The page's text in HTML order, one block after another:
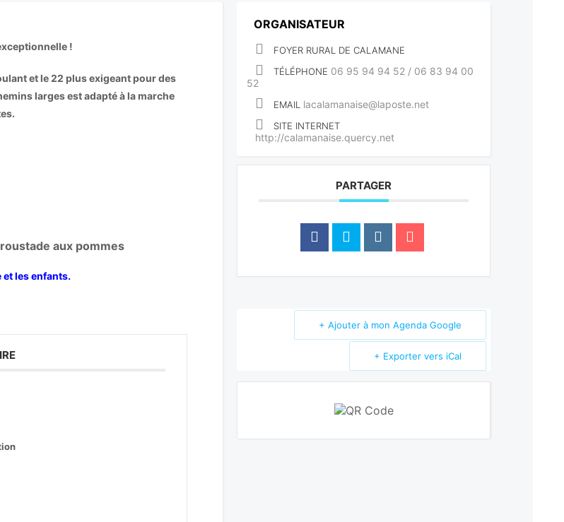
!
et le 22 plus exigeant pour des
larges est adapté à la marche
aux pommes
et les enfants.
ORGANISATEUR
FOYER RURAL DE CALAMANE
TÉLÉPHONE 06 95 94 94 52 / 06 83 94 00
52
EMAIL lacalamanaise@laposte.net
SITE INTERNET
http://calamanaise.quercy.net
PARTAGER
+ Ajouter à mon Agenda Google
+ Exporter vers iCal